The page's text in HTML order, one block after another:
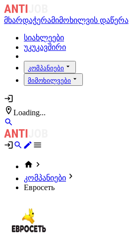
მხარდაჭერამიმოხილვის დაწერა
სიახლეები
უკუკავშირი
კომპანიები
მიმოხილვები
Loading...
კომპანიები
Евросеть